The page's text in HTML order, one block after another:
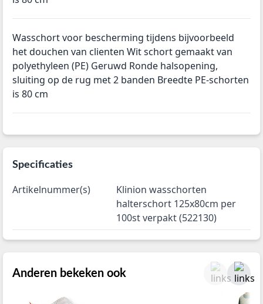
Wasschort voor bescherming tijdens bijvoorbeeld
het douchen van clienten Wit schort gemaakt van
polyethyleen (PE) Geruwd Ronde halsopening,
sluiting op de rug met 2 banden Breedte PE-schorten
is 80 cm
Specificaties
Artikelnummer(s)
Klinion wasschorten
halterschort 125x80cm per
100st verpakt (522130)
Anderen bekeken ook